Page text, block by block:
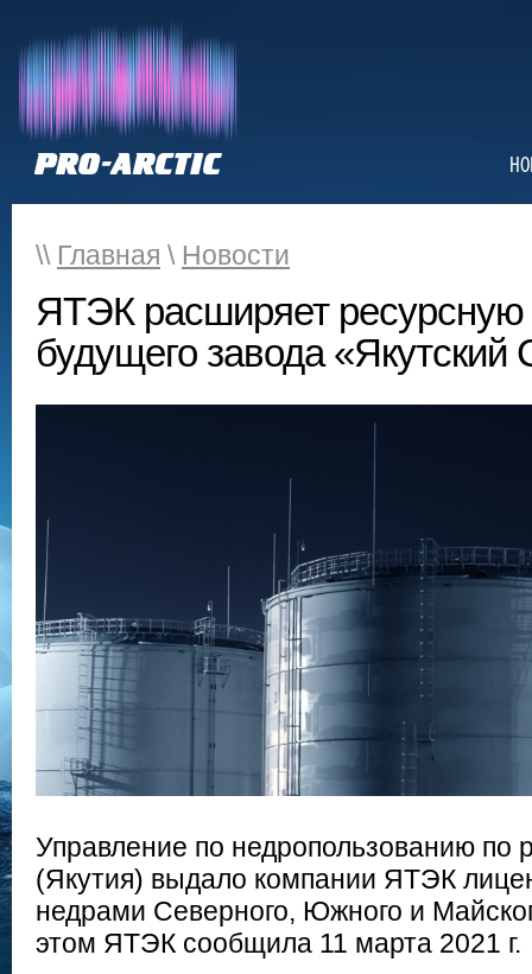
\\ Главная \ Новости
ЯТЭК расширяет ресурсную
будущего завода «Якутский
Управление по недропользованию по
(Якутия) выдало компании ЯТЭК
недрами Северного, Южного и
этом ЯТЭК сообщила 11 марта 2021 г.